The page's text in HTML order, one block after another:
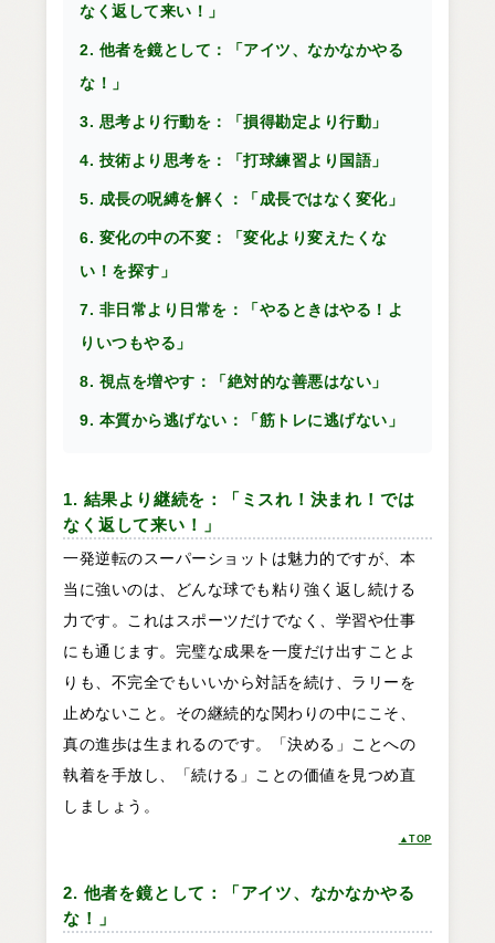
なく返して来い！」
2. 他者を鏡として：「アイツ、なかなかやる
な！」
3. 思考より行動を：「損得勘定より行動」
4. 技術より思考を：「打球練習より国語」
5. 成長の呪縛を解く：「成長ではなく変化」
6. 変化の中の不変：「変化より変えたくな
い！を探す」
7. 非日常より日常を：「やるときはやる！よ
りいつもやる」
8. 視点を増やす：「絶対的な善悪はない」
9. 本質から逃げない：「筋トレに逃げない」
1. 結果より継続を：「ミスれ！決まれ！では
なく返して来い！」
一発逆転のスーパーショットは魅力的ですが、本
当に強いのは、どんな球でも粘り強く返し続ける
力です。これはスポーツだけでなく、学習や仕事
にも通じます。完璧な成果を一度だけ出すことよ
りも、不完全でもいいから対話を続け、ラリーを
止めないこと。その継続的な関わりの中にこそ、
真の進歩は生まれるのです。「決める」ことへの
執着を手放し、「続ける」ことの価値を見つめ直
しましょう。
▲TOP
2. 他者を鏡として：「アイツ、なかなかやる
な！」